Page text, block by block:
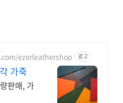
ezerleathershop 광고
가죽
판매, 가